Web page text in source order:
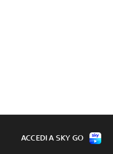
ACCEDI A SKY GO